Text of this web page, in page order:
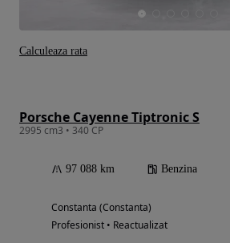
Porsche Cayenne Tiptronic S
2995 cm3 • 340 CP
97 088 km Benzina
Constanta (Constanta)
Profesionist • Reactualizat
Calculeaza rata